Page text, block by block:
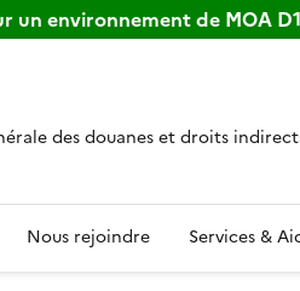
un environnement de MOA
des douanes et droits
Nous rejoindre Services &